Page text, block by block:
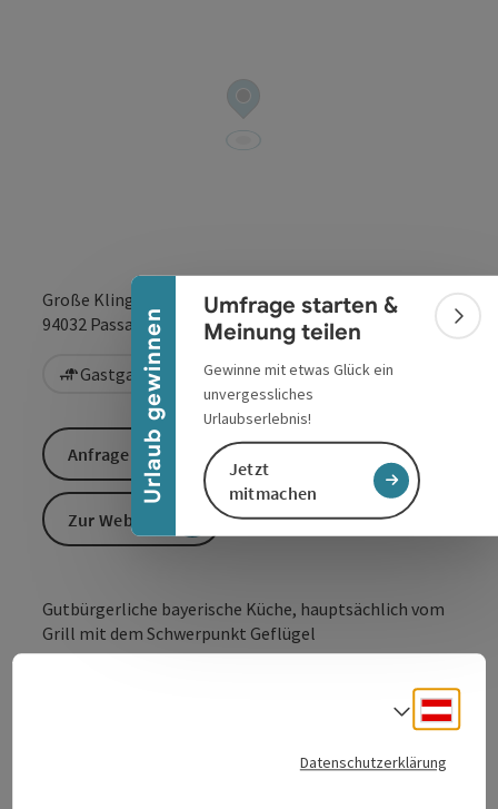
Urlaub gewinnen
Banner einklappen
Umfrage starten &
Meinung teilen
Gewinne mit etwas Glück ein
unvergessliches
Urlaubserlebnis!
Jetzt
mitmachen
Große Klingergasse 17
94032 Passau in Google
in
Gastgarten / Terrasse
Gutbürgerliche bayerische Küche, hauptsächlich vom
Grill mit dem Schwerpunkt Geflügel
zubereiteten Salaten inmitten der Fußgängerzone
Anfrage senden
Zur Website
Datenschutzerklärung